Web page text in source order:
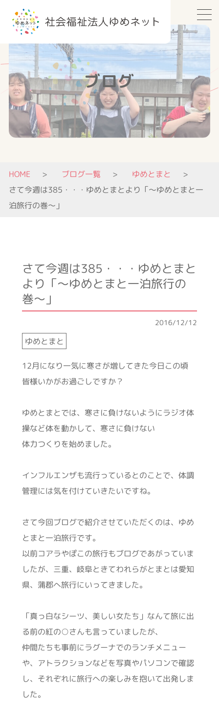
ブログ
HOME ブログ一覧
ゆめとまと
さて今週は385・・・ゆめとまとより「～ゆめとまと一
泊旅行の巻～」
さて今週は385・・・ゆめとまと
より「～ゆめとまと一泊旅行の
巻～」
ゆめとまと
2016/12/12
12月になり一気に寒さが増してきた今日この頃
皆様いかがお過ごしですか？
ゆめとまとでは、寒さに負けないようにラジオ体
操など体を動かして、寒さに負けない
体力つくりを始めました。
インフルエンザも流行っているとのことで、体調
管理には気を付けていきたいですね。
さて今回ブログで紹介させていただくのは、ゆめ
とまと一泊旅行です。
以前コアラやぽこの旅行もブログであがっていま
したが、三重、岐阜ときてわれらがとまとは愛知
県、蒲郡へ旅行にいってきました。
「真っ白なシーツ、美しい女たち」なんて旅に出
る前の紅の○さんも言っていましたが、
仲間たちも事前にラグーナでのランチメニュー
や、アトラクションなどを写真やパソコンで確認
し、それぞれに旅行への楽しみを抱いて出発しま
した。